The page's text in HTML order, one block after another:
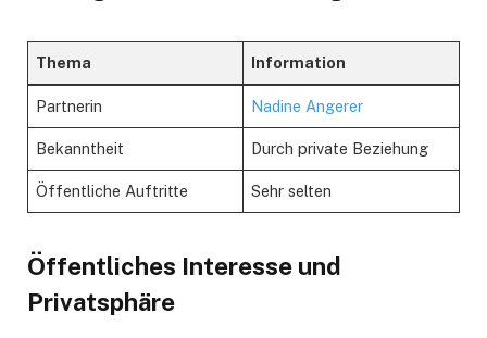
Thema Information
Partnerin Nadine Angerer
Bekanntheit Durch private Beziehung
Öffentliche Auftritte Sehr selten
Öffentliches Interesse und
Privatsphäre